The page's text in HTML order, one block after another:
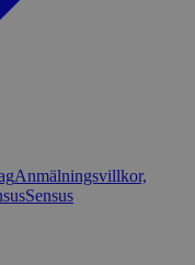
Anmälningsvillkor,
Sensus